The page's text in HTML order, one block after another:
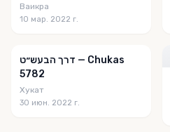
Ваикра
10 мар. 2022 г.
דרך הבעש״ט — Chukas
5782
Хукат
30 июн. 2022 г.